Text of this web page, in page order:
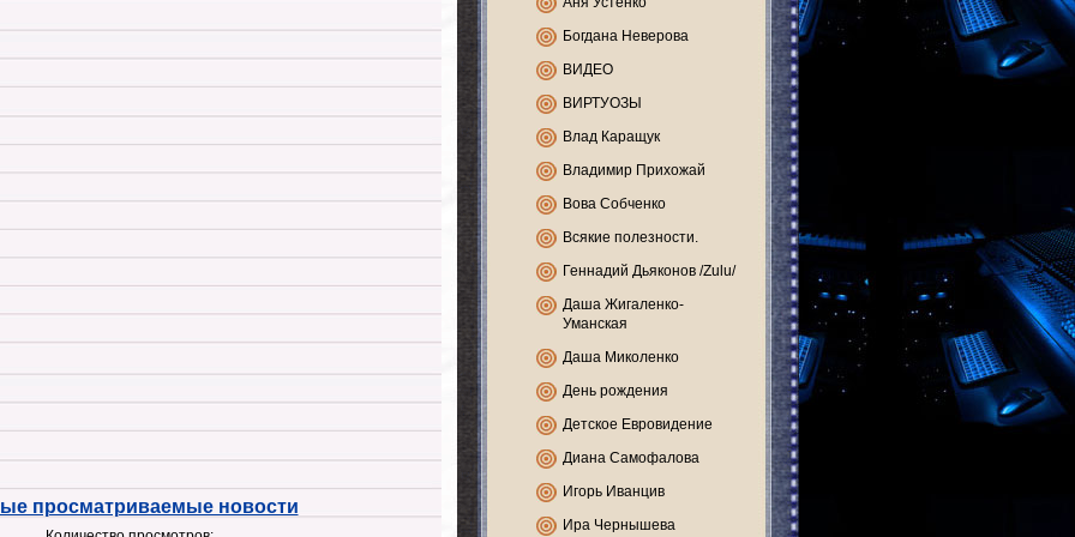
просматриваемые новости
Богдана Неверова
ВИДЕО
ВИРТУОЗЫ
Влад Каращук
Владимир Прихожай
Вова Собченко
Всякие полезности.
Геннадий Дьяконов /Zulu/
Даша Жигаленко-
Уманская
Даша Миколенко
День рождения
Детское Евровидение
Диана Самофалова
Игорь Иванцив
Ира Чернышева